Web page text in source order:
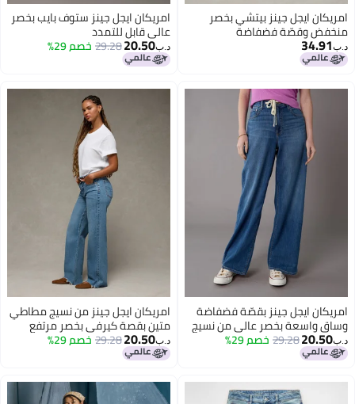
امريكان ايجل جينز بيتشي بخصر
منخفض وقصّة فضفاضة
د.ب‏34.91
امريكان ايجل جينز ستوف بايب بخصر
عالي قابل للتمدد
د.ب‏20.50
29.28خصم 29%
امريكان ايجل جينز بقصّة فضفاضة
وساق واسعة بخصر عالي من نسيج
دريمي دريب المرن
د.ب‏20.50
29.28خصم 29%
امريكان ايجل جينز من نسيج مطاطي
متين بقصة كيرفي بخصر مرتفع
ستوف بيب
د.ب‏20.50
29.28خصم 29%